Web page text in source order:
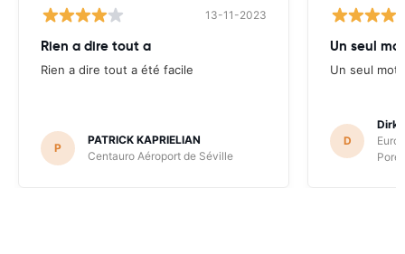
13-11-2023
Rien a dire tout a
Rien a dire tout a été facile
P
PATRICK KAPRIELIAN
Centauro Aéroport de Séville
Un seul
Un seul mot
D
Dirk